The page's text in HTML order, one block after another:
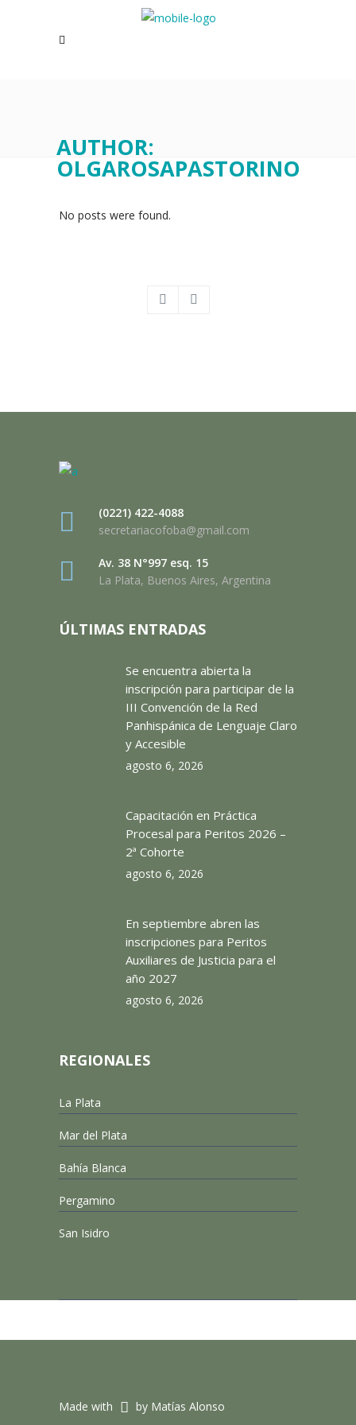
AUTHOR:
OLGAROSAPASTORINO
No posts were found.
(0221) 422-4088
secretariacofoba@gmail.com
Av. 38 N°997 esq. 15
La Plata, Buenos Aires, Argentina
ÚLTIMAS ENTRADAS
Se encuentra abierta la
inscripción para participar de la
III Convención de la Red
Panhispánica de Lenguaje Claro
y Accesible
agosto 6, 2026
Capacitación en Práctica
Procesal para Peritos 2026 –
2ª Cohorte
agosto 6, 2026
En septiembre abren las
inscripciones para Peritos
Auxiliares de Justicia para el
año 2027
agosto 6, 2026
REGIONALES
La Plata
Mar del Plata
Bahía Blanca
Pergamino
San Isidro
Made with by Matías Alonso